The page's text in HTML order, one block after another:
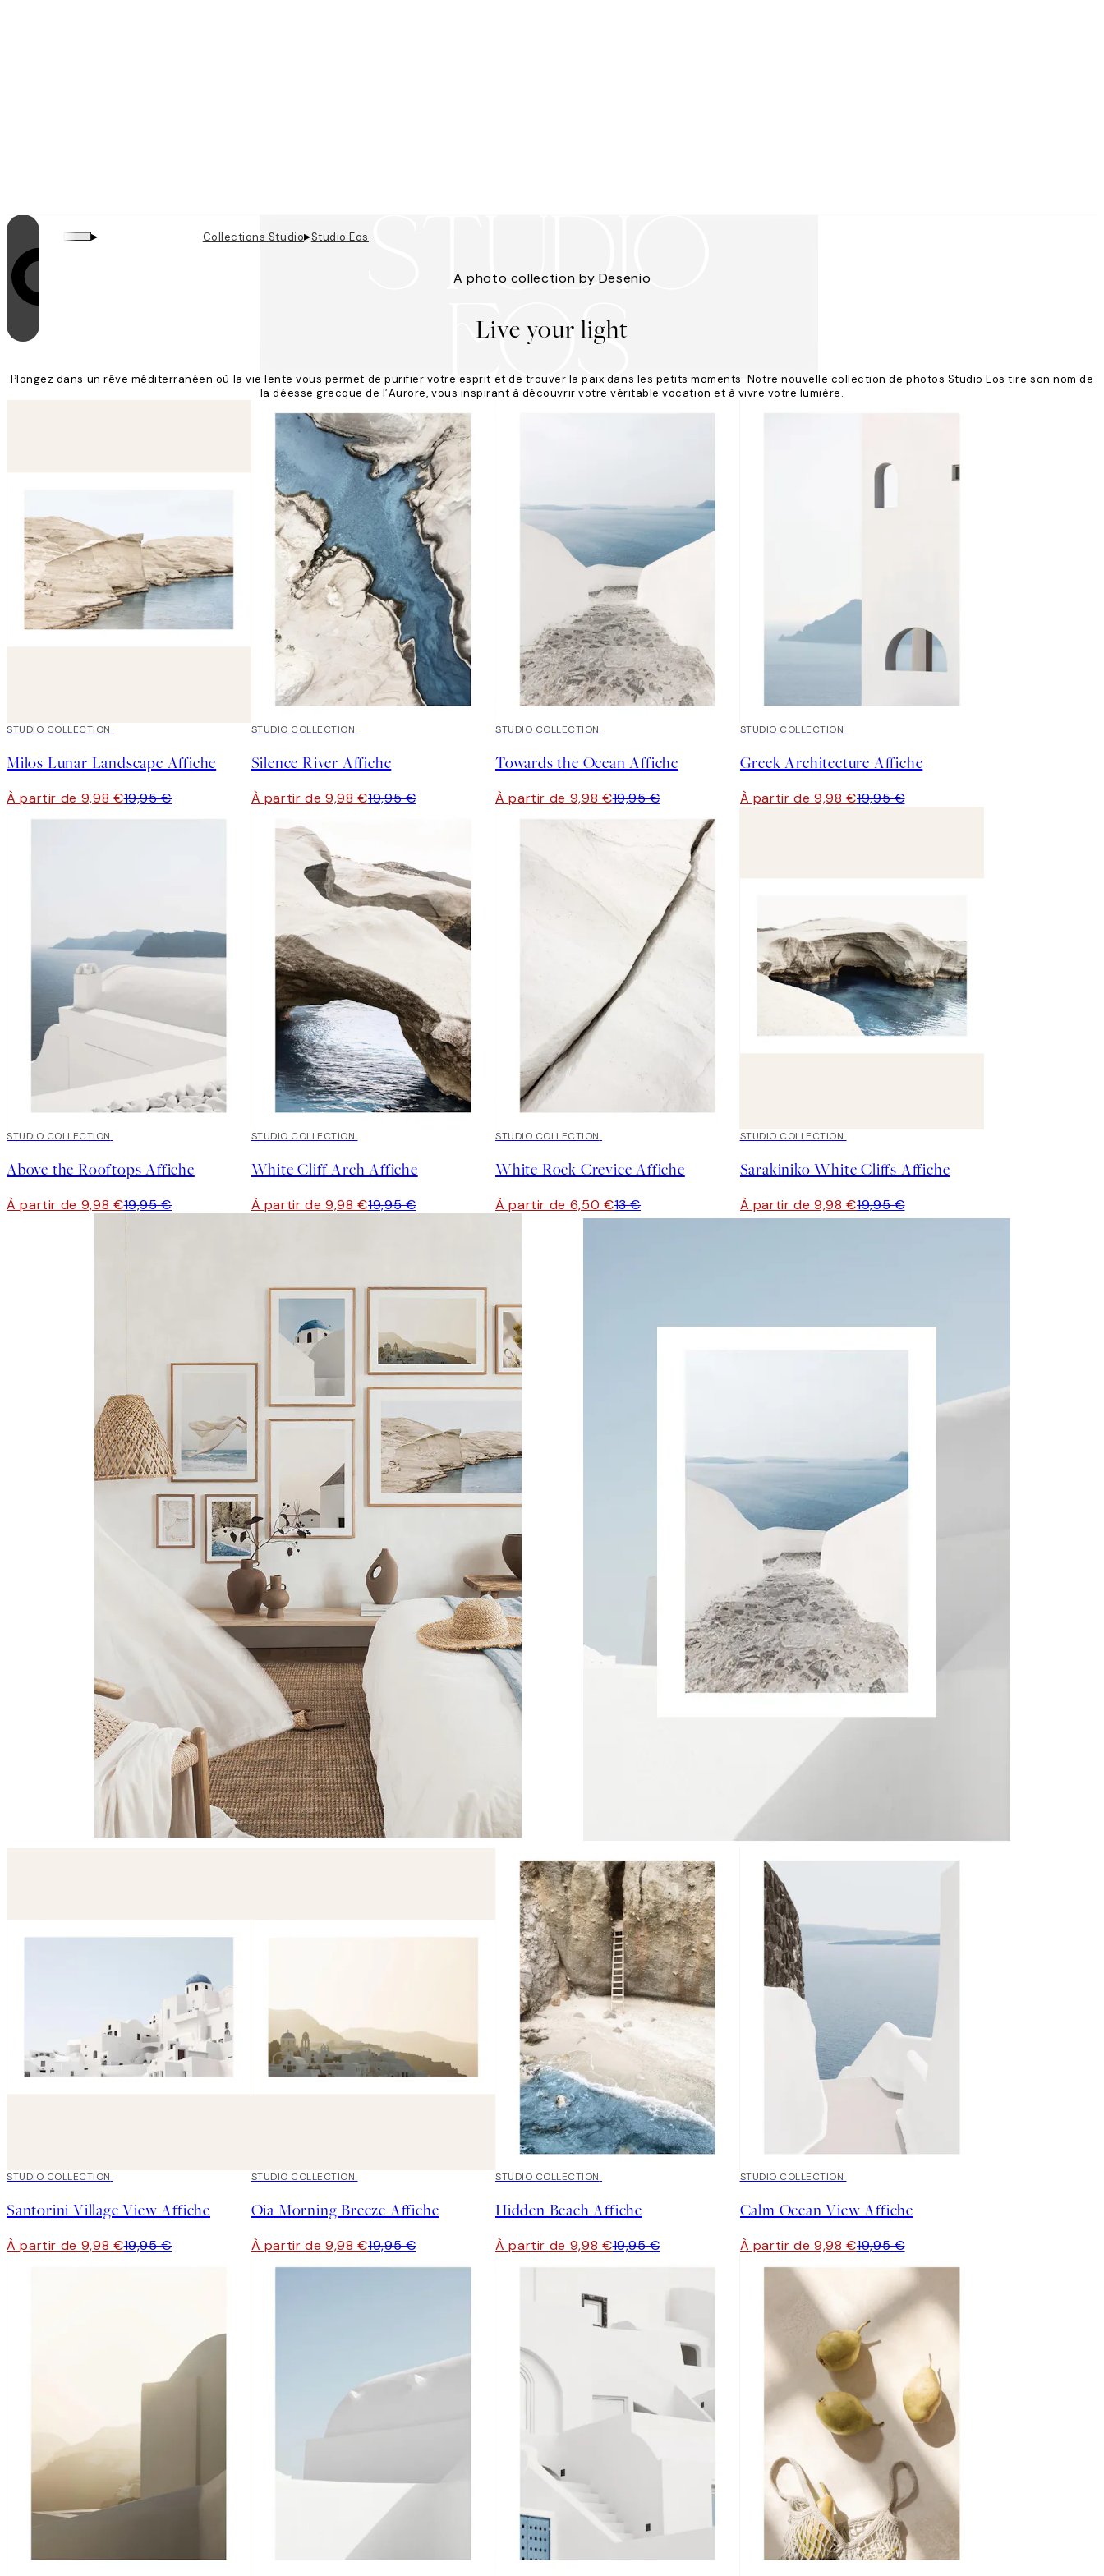
▸ Collections Studio▸Studio Eos
A photo collection by Desenio
Live your light
Plongez dans un rêve méditerranéen où la vie lente vous permet de purifier votre esprit et de trouver la paix dans les petits moments. Notre nouvelle collection de photos Studio Eos tire son nom de
la déesse grecque de l’Aurore, vous inspirant à découvrir votre véritable vocation et à vivre votre lumière.
50%*
STUDIO COLLECTION
Milos Lunar Landscape Affiche
À partir de 9,98 €19,95 €
50%*
STUDIO COLLECTION
Silence River Affiche
À partir de 9,98 €19,95 €
50%*
STUDIO COLLECTION
Towards the Ocean Affiche
À partir de 9,98 €19,95 €
50%*
STUDIO COLLECTION
Greek Architecture Affiche
À partir de 9,98 €19,95 €
50%*
STUDIO COLLECTION
Above the Rooftops Affiche
À partir de 9,98 €19,95 €
50%*
STUDIO COLLECTION
White Cliff Arch Affiche
À partir de 9,98 €19,95 €
50%*
STUDIO COLLECTION
White Rock Crevice Affiche
À partir de 6,50 €13 €
50%*
STUDIO COLLECTION
Sarakiniko White Cliffs Affiche
À partir de 9,98 €19,95 €
50%*
STUDIO COLLECTION
Santorini Village View Affiche
À partir de 9,98 €19,95 €
50%*
STUDIO COLLECTION
Oia Morning Breeze Affiche
À partir de 9,98 €19,95 €
50%*
STUDIO COLLECTION
Hidden Beach Affiche
À partir de 9,98 €19,95 €
50%*
STUDIO COLLECTION
Calm Ocean View Affiche
À partir de 9,98 €19,95 €